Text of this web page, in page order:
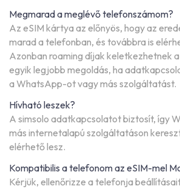
Megmarad a meglévő telefonszámom?
Az eSIM kártya az előnyös, hogy az
marad a telefonban, és továbbra is
Azonban roaming díjak keletkezhetnek
egyik legjobb megoldás, ha
a WhatsApp-ot vagy más szolgáltatást.
Hívható leszek?
A simsolo adatkapcsolatot biztosít, így
más internetalapú szolgáltatáson
elérhető lesz.
Kompatibilis a telefonom az eSIM-mel
Kérjük, ellenőrizze a telefonja